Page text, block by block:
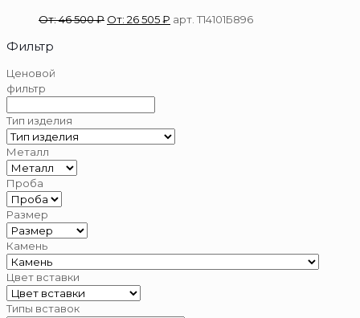
От:46 500₽ От: 26 505₽ арт. Т14101Б896
Фильтр
Ценовой
фильтр
Тип изделия
Металл
Проба
Размер
Камень
Цвет вставки
Типы вставок